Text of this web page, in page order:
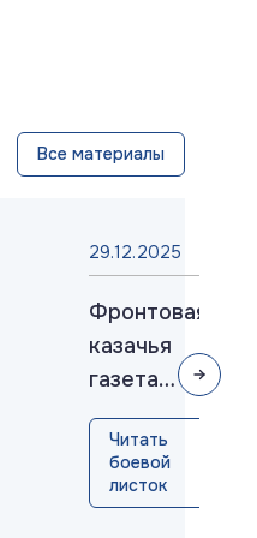
Все материалы
29.12.2025
Фронтовая
казачья
газета
«ПИКА»:
выпуск
№36,
декабрь
Читать
боевой
листок